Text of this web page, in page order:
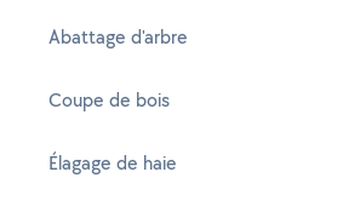
Abattage d'arbre
Coupe de bois
Élagage de haie